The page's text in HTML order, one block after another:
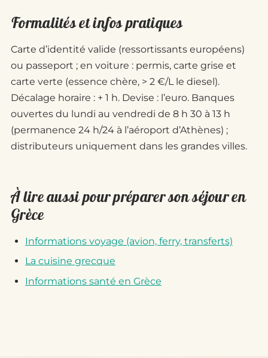
Formalités et infos pratiques
Carte d’identité valide (ressortissants européens)
ou passeport ; en voiture : permis, carte grise et
carte verte (essence chère, > 2 €/L le diesel).
Décalage horaire : + 1 h. Devise : l’euro. Banques
ouvertes du lundi au vendredi de 8 h 30 à 13 h
(permanence 24 h/24 à l’aéroport d’Athènes) ;
distributeurs uniquement dans les grandes villes.
À lire aussi pour préparer son séjour en
Grèce
Informations voyage (avion, ferry, transferts)
La cuisine grecque
Informations santé en Grèce